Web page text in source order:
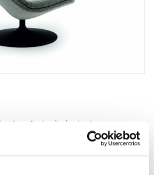
un fauteuil pivotant avec une
base avec socle pour s’y